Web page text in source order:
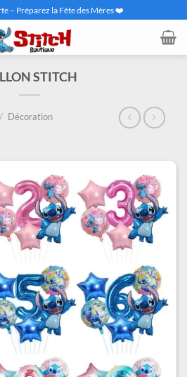
– Préparez la Fête des Mères ❤️
STITCH
/ Décoration